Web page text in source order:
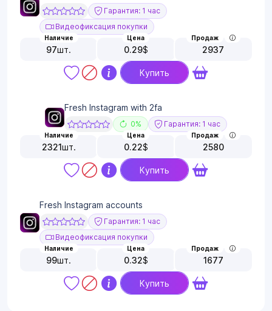
Гарантия: 1 час
Видеофиксация покупки
Наличие
97шт.
Цена
0.29$
Продаж
2937
Купить
Fresh Instagram with 2fa
0% Гарантия: 1 час
Наличие
2321шт.
Цена
0.22$
Продаж
2580
Купить
Fresh Instagram accounts
Гарантия: 1 час
Видеофиксация покупки
Наличие
99шт.
Цена
0.32$
Продаж
1677
Купить